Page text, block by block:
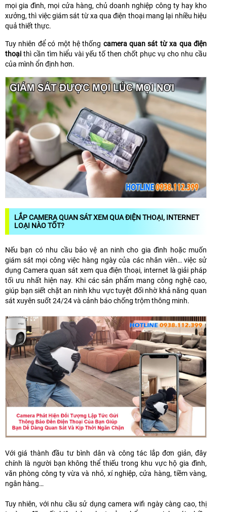
mọi gia đình, mọi cửa hàng, chủ doanh nghiệp công ty hay kho
xưởng, thì việc giám sát từ xa qua điện thoại mang lại nhiều hiệu
quả thiết thực.
Tuy nhiên để có một hệ thống camera quan sát từ xa qua điện
thoại thì cần tìm hiểu vài yếu tố then chốt phục vụ cho nhu cầu
của mình ổn định hơn.
LẮP CAMERA QUAN SÁT XEM QUA ĐIỆN THOẠI, INTERNET
LOẠI NÀO TỐT?
Nếu bạn có nhu cầu bảo vệ an ninh cho gia đình hoặc muốn
giám sát mọi công việc hàng ngày của các nhân viên… việc sử
dụng Camera quan sát xem qua điện thoại, internet là giải pháp
tối ưu nhất hiện nay. Khi các sản phẩm mang công nghệ cao,
giúp bạn siết chặt an ninh khu vực tuyệt đối nhờ khả năng quan
sát xuyên suốt 24/24 và cảnh báo chống trộm thông minh.
Với giá thành đầu tư bình dân và công tác lắp đơn giản, đây
chính là người bạn không thể thiếu trong khu vực hộ gia đình,
văn phòng công ty vừa và nhỏ, xí nghiệp, cửa hàng, tiềm vàng,
ngân hàng…
Tuy nhiên, với nhu cầu sử dụng camera wifi ngày càng cao, thị